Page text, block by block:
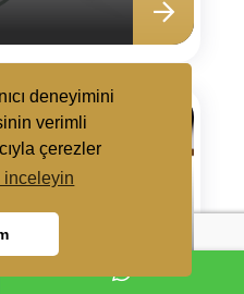
deneyimini
verimli
çerezler
inceleyin